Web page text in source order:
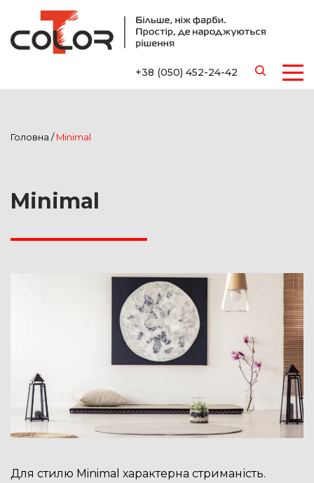
+38 (050) 452-24-42
Головна /Minimal
Minimal
Для стилю Minimal характерна стриманість.